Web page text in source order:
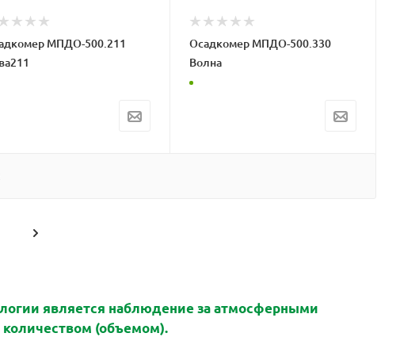
МПДО-500.211
Осадкомер МПДО-500.330
Волна
является наблюдение за атмосферными
(объемом).